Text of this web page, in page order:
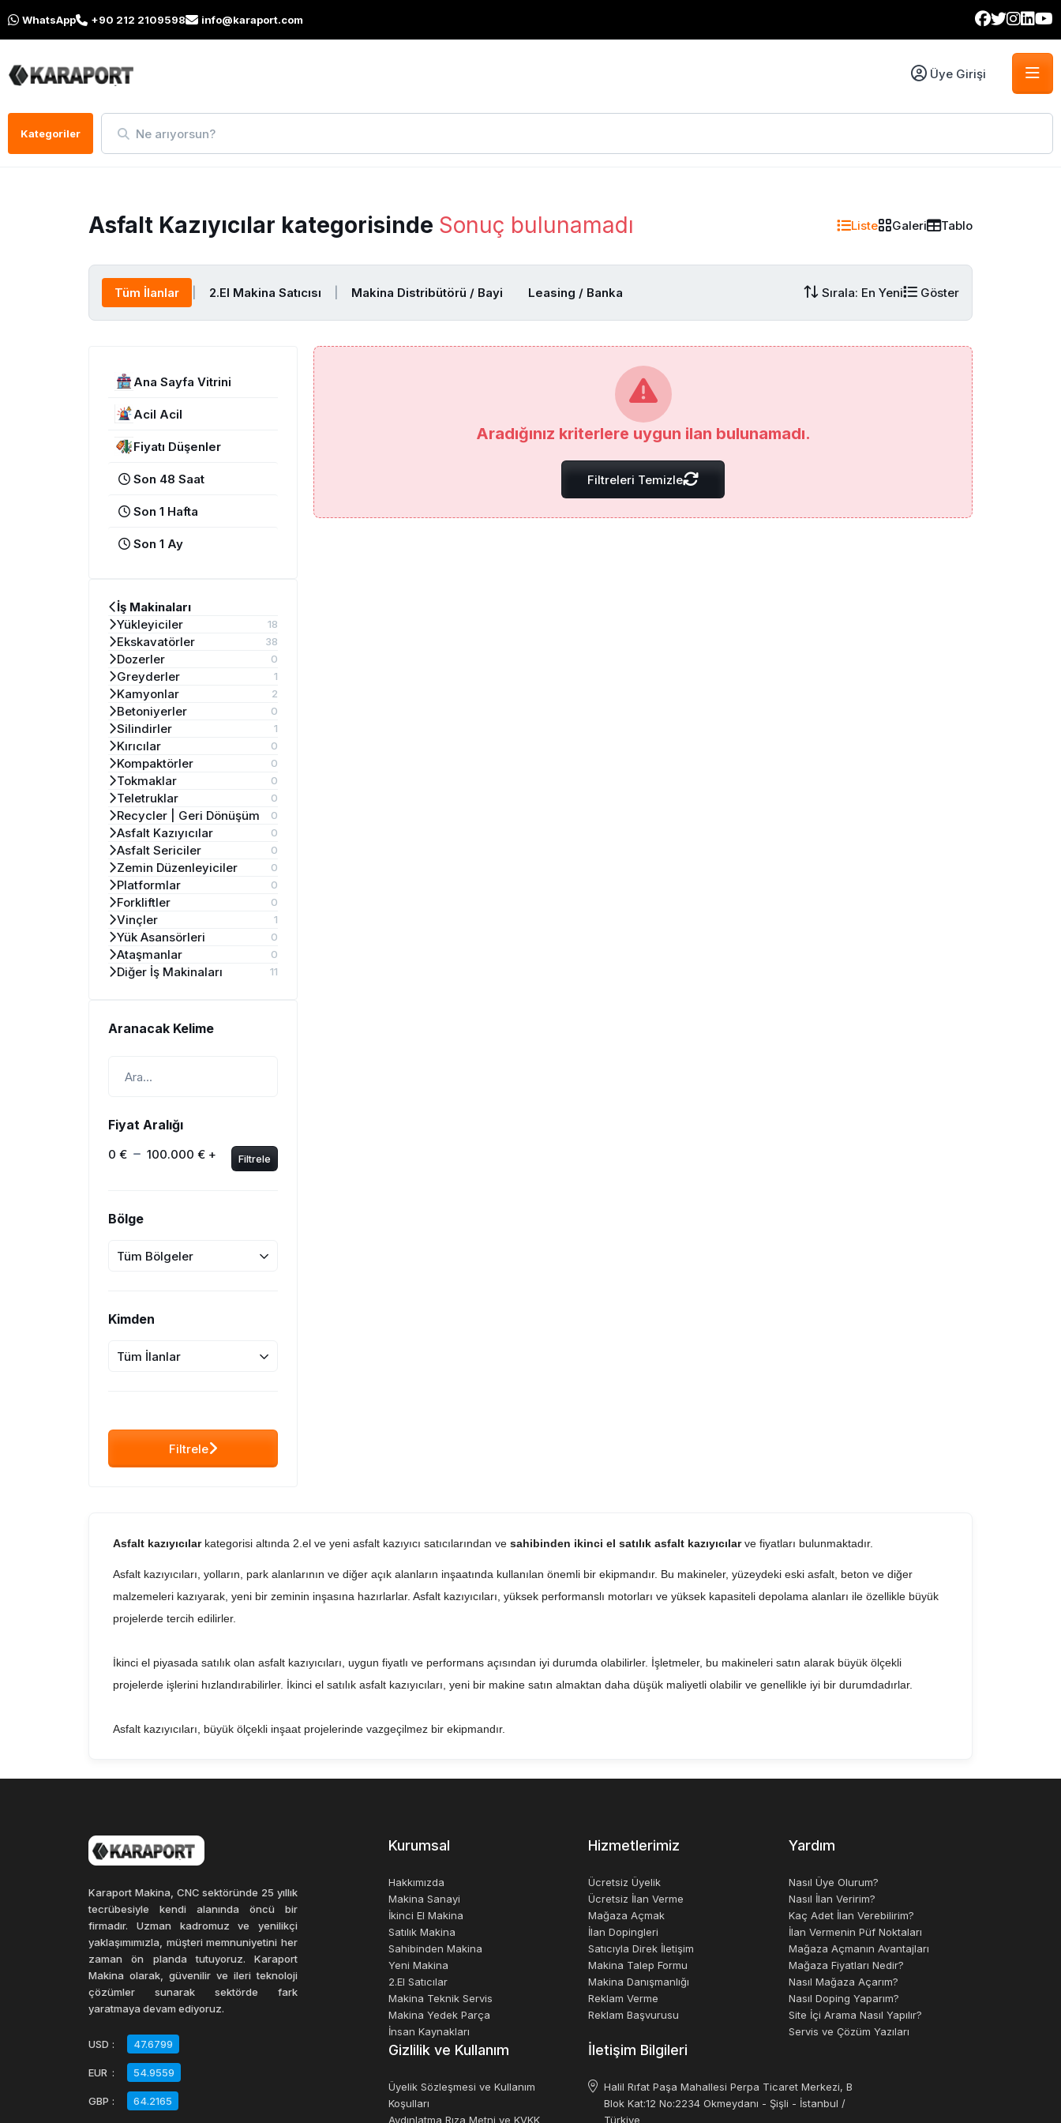
WhatsApp +90 212 2109598 info@karaport.com
Üye Girişi
Kategoriler Ne arıyorsun?
Asfalt Kazıyıcılar kategorisinde Sonuç bulunamadı Liste Galeri Tablo
Tüm İlanlar 2.El Makina Satıcısı Makina Distribütörü / Bayi Leasing / Banka Sırala: En Yeni Göster
Ana Sayfa Vitrini
Acil Acil
Fiyatı Düşenler
Son 48 Saat
Son 1 Hafta
Son 1 Ay
İş Makinaları
Yükleyiciler
18
Ekskavatörler 38
Dozerler 0
Greyderler 1
Kamyonlar 2
Betoniyerler 0
Silindirler 1
Kırıcılar 0
Kompaktörler 0
Tokmaklar 0
Teletruklar 0
Recycler | Geri Dönüşüm 0
Asfalt Kazıyıcılar 0
Asfalt Sericiler 0
Zemin Düzenleyiciler 0
Platformlar 0
Forkliftler 0
Vinçler 1
Yük Asansörleri 0
Ataşmanlar 0
Diğer İş Makinaları 11
Aranacak Kelime
Fiyat Aralığı
0 € 100.000 € + Filtrele
Bölge
Tüm Bölgeler
Kimden
Tüm İlanlar
Filtrele
Aradığınız kriterlere uygun ilan bulunamadı.
Filtreleri Temizle
Asfalt kazıyıcılar kategorisi altında 2.el ve yeni asfalt kazıyıcı satıcılarından ve sahibinden ikinci el satılık asfalt kazıyıcılarve fiyatları bulunmaktadır.
Asfalt kazıyıcıları, yolların, park alanlarının ve diğer açık alanların inşaatında kullanılan önemli bir ekipmandır. Bu makineler, yüzeydeki eski asfalt, beton ve diğer
malzemeleri kazıyarak, yeni bir zeminin inşasına hazırlarlar. Asfalt kazıyıcıları, yüksek performanslı motorları ve yüksek kapasiteli depolama alanları ile özellikle büyük
projelerde tercih edilirler.
İkinci el piyasada satılık olan asfalt kazıyıcıları, uygun fiyatlı ve performans açısından iyi durumda olabilirler. İşletmeler, bu makineleri satın alarak büyük ölçekli
projelerde işlerini hızlandırabilirler. İkinci el satılık asfalt kazıyıcıları, yeni bir makine satın almaktan daha düşük maliyetli olabilir ve genellikle iyi bir durumdadırlar.
Asfalt kazıyıcıları, büyük ölçekli inşaat projelerinde vazgeçilmez bir ekipmandır.
Karaport Makina, CNC sektöründe 25 yıllık
tecrübesiyle kendi alanında öncü bir
firmadır. Uzman kadromuz ve yenilikçi
yaklaşımımızla, müşteri memnuniyetini her
zaman ön planda tutuyoruz. Karaport
Makina olarak, güvenilir ve ileri teknoloji
çözümler sunarak sektörde fark
yaratmaya devam ediyoruz.
USD : 47.6799
EUR : 54.9559
GBP : 64.2165
Kurumsal
Hakkımızda
Makina Sanayi
İkinci El Makina
Satılık Makina
Sahibinden Makina
Yeni Makina
2.El Satıcılar
Makina Teknik Servis
Makina Yedek Parça
İnsan Kaynakları
Hizmetlerimiz
Ücretsiz Üyelik
Ücretsiz İlan Verme
Mağaza Açmak
İlan Dopingleri
Satıcıyla Direk İletişim
Makina Talep Formu
Makina Danışmanlığı
Reklam Verme
Reklam Başvurusu
Yardım
Nasıl Üye Olurum?
Nasıl İlan Veririm?
Kaç Adet İlan Verebilirim?
İlan Vermenin Püf Noktaları
Mağaza Açmanın Avantajları
Mağaza Fiyatları Nedir?
Nasıl Mağaza Açarım?
Nasıl Doping Yaparım?
Site İçi Arama Nasıl Yapılır?
Servis ve Çözüm Yazıları
Gizlilik ve Kullanım
Üyelik Sözleşmesi ve Kullanım
Koşulları
Aydınlatma Rıza Metni ve KVKK
İletişim Bilgileri
Halil Rıfat Paşa Mahallesi Perpa Ticaret Merkezi, B
Blok Kat:12 No:2234 Okmeydanı - Şişli - İstanbul /
Türkiye